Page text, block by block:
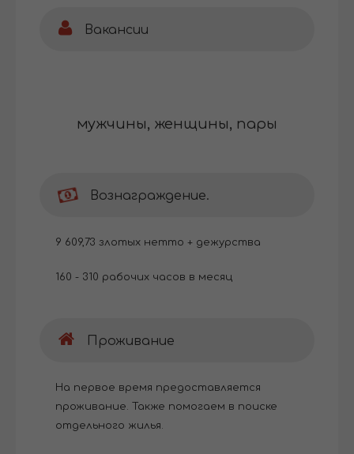
Вакансии
мужчины, женщины, пары
Вознаграждение.
9 609,73 злотых нетто + дежурства
160 - 310 рабочих часов в месяц
Проживание
На первое время предоставляется
проживание. Также помогаем в поиске
отдельного жилья.